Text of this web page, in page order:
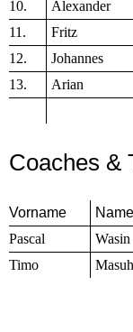
10. Alexander
11.
Fritz
12.
Johannes
13.
Arian
Coaches &
Vorname Name
Pascal
Wasin
Timo